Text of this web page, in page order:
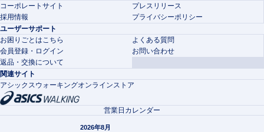
コーポレートサイト
プレスリリース
採用情報
プライバシーポリシー
ユーザーサポート
お困りごとはこちら
よくある質問
会員登録・ログイン
お問い合わせ
返品・交換について
関連サイト
アシックスウォーキングオンラインストア
営業日カレンダー
2026年8月